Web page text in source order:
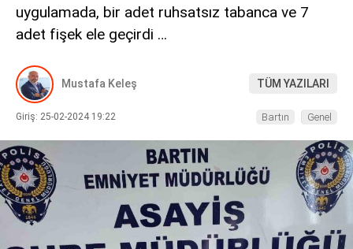
WhatsApp İhbar Hattı
MAGAZIN
SAĞLIK
POLITIKA
ASAYIŞ
uygulamada, bir adet ruhsatsız tabanca ve 7
adet fişek ele geçirdi …
Mustafa Keleş TÜM YAZILARI
Giriş: 25-02-2024 19:22 Bartın Genel